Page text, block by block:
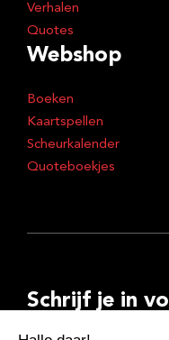
Verhalen
Quotes
Webshop
Boeken
Kaartspellen
Scheurkalender
Quoteboekjes
Schrijf je in